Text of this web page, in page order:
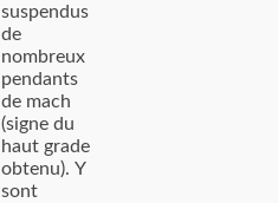
suspendus
de
nombreux
pendants
de mach
(signe du
haut grade
obtenu). Y
sont